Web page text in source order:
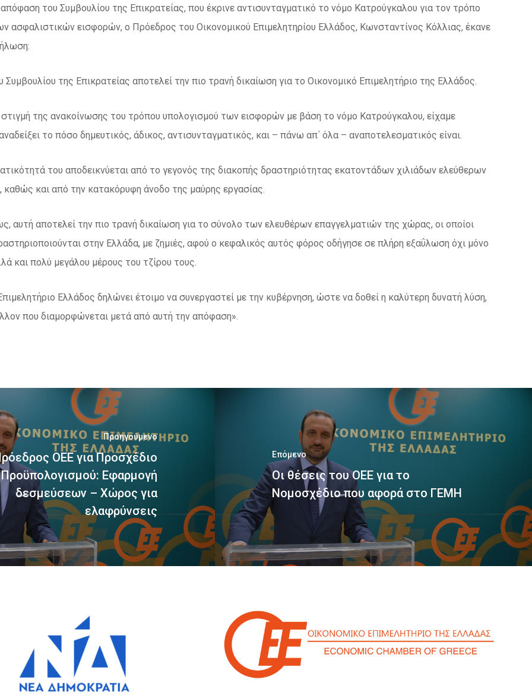
του Συμβουλίου της Επικρατείας, που έκρινε αντισυνταγματικό το νόμο Κατρούγκαλου για τον τρόπο
ασφαλιστικών εισφορών, ο Πρόεδρος του Οικονομικού Επιμελητηρίου Ελλάδος, Κωνσταντίνος Κόλλιας, έκανε
της Επικρατείας αποτελεί την πιο τρανή δικαίωση για το Οικονομικό Επιμελητήριο της Ελλάδος.
της ανακοίνωσης του τρόπου υπολογισμού των εισφορών με βάση το νόμο Κατρούγκαλου, είχαμε
το πόσο δημευτικός, άδικος, αντισυνταγματικός, και – πάνω απ΄ όλα – αναποτελεσματικός είναι.
του αποδεικνύεται από το γεγονός της διακοπής δραστηριότητας εκατοντάδων χιλιάδων ελεύθερων
καθώς και από την κατακόρυφη άνοδο της μαύρης εργασίας.
αυτή αποτελεί την πιο τρανή δικαίωση για το σύνολο των ελευθέρων επαγγελματιών της χώρας, οι οποίοι
στην Ελλάδα, με ζημιές, αφού ο κεφαλικός αυτός φόρος οδήγησε σε πλήρη εξαΰλωση όχι μόνο
και πολύ μεγάλου μέρους του τζίρου τους.
Ελλάδος δηλώνει έτοιμο να συνεργαστεί με την κυβέρνηση, ώστε να δοθεί η καλύτερη δυνατή λύση,
που διαμορφώνεται μετά από αυτή την απόφαση».
Προηγούμενο
ΟΕΕ για Προσχέδιο
Προϋπολογισμού: Εφαρμογή
δεσμεύσεων – Χώρος για
ελαφρύνσεις
Επόμενο
Οι θέσεις του ΟΕΕ για το
Νομοσχέδιο που αφορά στο ΓΕΜΗ